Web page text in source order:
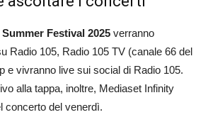
Summer Festival 2025 verranno
Radio 105, Radio 105 TV (canale 66 del
e vivranno live sui social di Radio 105.
alla tappa, inoltre, Mediaset Infinity
concerto del venerdì.